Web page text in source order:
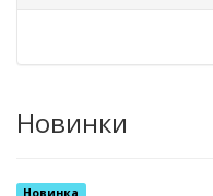
Новинки